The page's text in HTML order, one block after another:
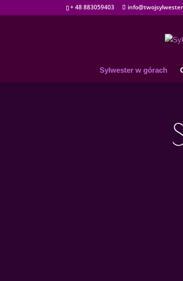
+ 48 883059403
Sylwester w górach